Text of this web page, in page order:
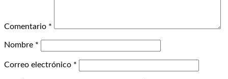
Comentario *
Nombre *
Correo electrónico *